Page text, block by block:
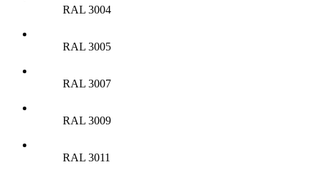
RAL 3004
RAL 3005
RAL 3007
RAL 3009
RAL 3011